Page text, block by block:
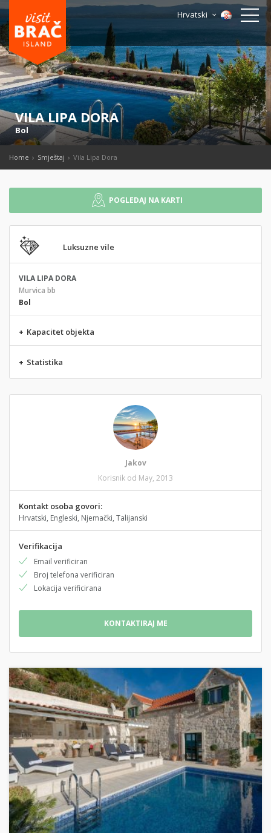
Hrvatski
VILA LIPA DORA
Bol
Home Smještaj Vila Lipa Dora
POGLEDAJ NA KARTI
Luksuzne vile
VILA LIPA DORA
Murvica bb
Bol
+ Kapacitet objekta
+ Statistika
Jakov
Korisnik od May, 2013
Kontakt osoba govori:
Hrvatski, Engleski, Njemački, Talijanski
Verifikacija
Email verificiran
Broj telefona verificiran
Lokacija verificirana
KONTAKTIRAJ ME